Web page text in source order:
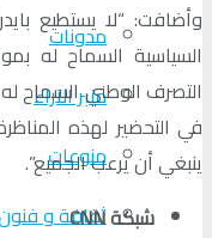
مدونات
منبر الآراء
منوعات
ثقافة و
وأضافت: “لا يستطيع
السياسية السماح له
التصرف الوطني السماح
في التحضير لهذه
ينبغي أن يرعب الجميع”.
شبكة CNN